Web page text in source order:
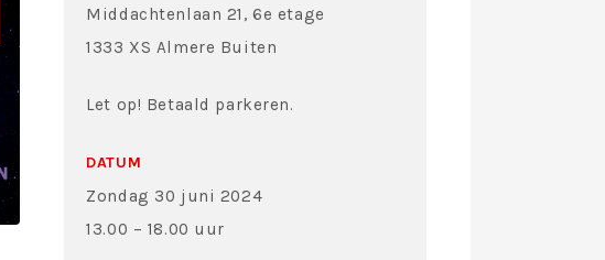
Middachtenlaan 21, 6e etage
1333 XS Almere Buiten
Let op! Betaald parkeren.
DATUM
Zondag 30 juni 2024
13.00 – 18.00 uur